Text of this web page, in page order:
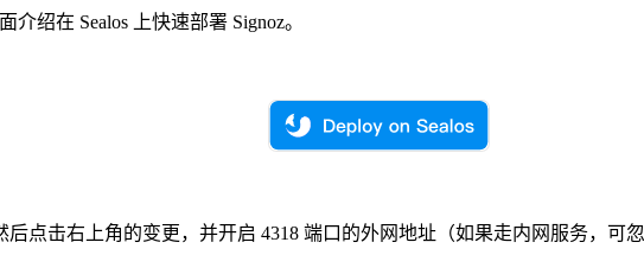
绍在 Sealos 上快速部署 Signoz。
点击右上角的变更，并开启 4318 端口的外网地址（如果走内网服务，可